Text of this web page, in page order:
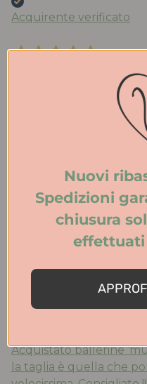
Acquirente verificato
Acquisto da anni le
molto belle e comode.
eleganza. Spedizione
2 Giorni Fa
Tutto perfetto. Ritiro in
Consigliato.
Acquistato ballerine
la taglia è quella che
Nuovi
Spedizioni
chiusura